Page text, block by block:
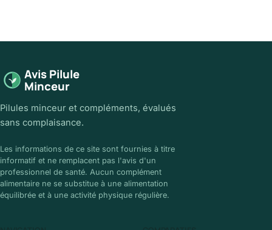
Avis Pilule
Minceur
Pilules minceur et compléments, évalués
sans complaisance.
Les informations de ce site sont fournies à titre
informatif et ne remplacent pas l'avis d'un
professionnel de santé. Aucun complément
alimentaire ne se substitue à une alimentation
équilibrée et à une activité physique régulière.